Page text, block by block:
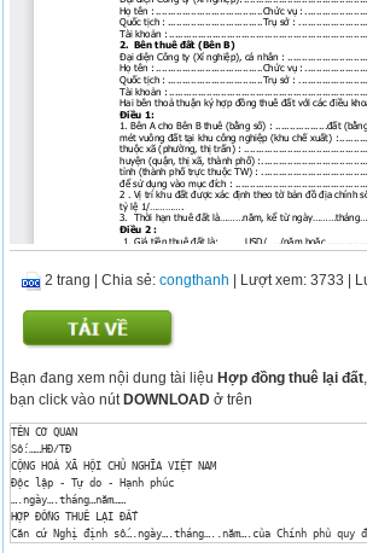
2 trang |Chia sẻ:congthanh | Lượt xem: 3733 |
Bạn đang xem nội dung tài liệuHợp đồng thuê lại đất
bạn click vào nútDOWNLOAD ở trên
TÊN CƠ QUAN
Số:……HĐ/TĐ
CỘNG HOÀ XÃ HỘI CHỦ NGHĨA VIỆT NAM
Độc lập - Tự do - Hạnh phúc
….ngày….tháng…năm……
HỢP ĐỒNG THUÊ LẠI ĐẤT
Căn cứ Nghị định số….ngày….tháng…..năm….của Chính phủ